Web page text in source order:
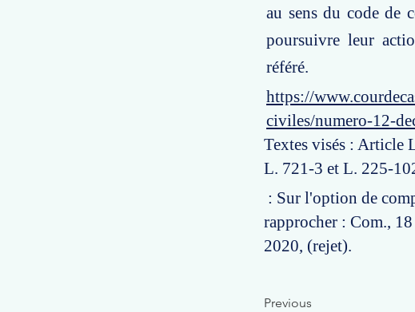
au sens du code de
poursuivre leur
référé.
https://
civiles/numero-12-
Textes visés : Article
L. 721-3 et L. 225-
: Sur l'option de
rapprocher : Com.,
2020, (rejet).
Previous